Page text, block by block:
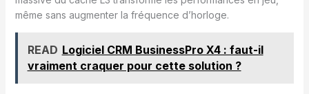
même sans augmenter la fréquence d’horloge.
READ Logiciel CRM BusinessPro X4 : faut-il
vraiment craquer pour cette solution ?